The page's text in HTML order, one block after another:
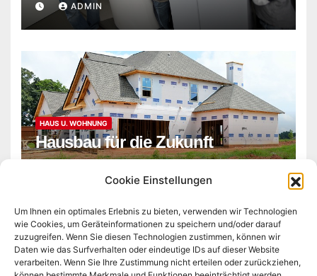
Cookie Einstellungen
Um Ihnen ein optimales Erlebnis zu bieten, verwenden wir Technologien
wie Cookies, um Geräteinformationen zu speichern und/oder darauf
zuzugreifen. Wenn Sie diesen Technologien zustimmen, können wir
Daten wie das Surfverhalten oder eindeutige IDs auf dieser Website
verarbeiten. Wenn Sie Ihre Zustimmung nicht erteilen oder zurückziehen,
ADMIN
HAUS U. WOHNUNG
Hausbau für die Zukunft